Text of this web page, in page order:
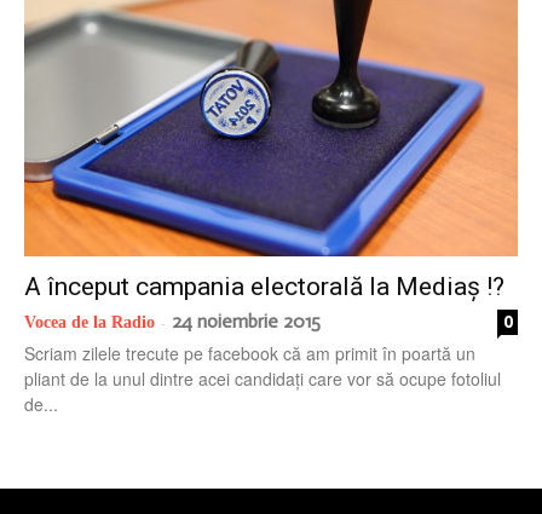
radio
A început campania electorală la Mediaș !?
Vocea de la Radio - 24 noiembrie 2015 0
Scriam zilele trecute pe facebook că am primit în poartă un
pliant de la unul dintre acei candidați care vor să ocupe fotoliul
de...